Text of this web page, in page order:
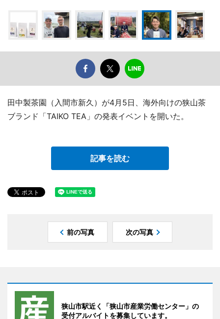
田中製茶園（入間市新久）が4月5日、海外向けの狭山茶
ブランド「TAIKO TEA」の発表イベントを開いた。
記事を読む
前の写真 次の写真
狭山市駅近く「狭山市産業労働センター」の
受付アルバイトを募集しています。